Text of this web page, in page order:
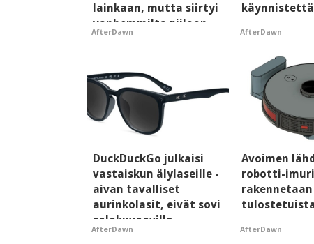
lainkaan, mutta siirtyi
vanhemmilta piiloon
AfterDawn AfterDawn
DuckDuckGo julkaisi
vastaiskun älylaseille -
aivan tavalliset
aurinkolasit, eivät sovi
salakuvaaville
hyypiöille
AfterDawn
Avoimen
robotti-
rakennetaan
AfterDawn